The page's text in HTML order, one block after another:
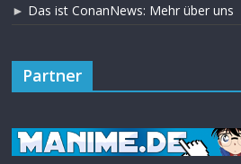
► Das ist ConanNews: Mehr über uns
Partner